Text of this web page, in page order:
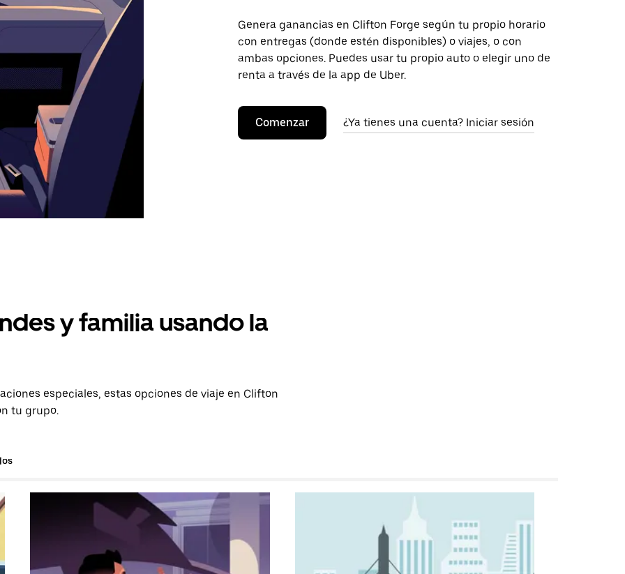
Genera ganancias en Clifton Forge según tu propio horario
con entregas (donde estén disponibles) o viajes, o con
ambas opciones. Puedes usar tu propio auto o elegir uno de
renta a través de la app de Uber.
Comenzar ¿Ya tienes una cuenta? Iniciar sesión
y familia usando la
especiales, estas opciones de viaje en Clifton
tu grupo.